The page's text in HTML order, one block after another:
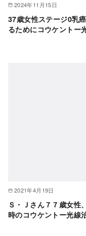
2024年11月15日
37歳女性ステージ0乳
るためにコウケントー
2021年4月19日
Ｓ・Ｊさん７７歳女性
時のコウケントー光線